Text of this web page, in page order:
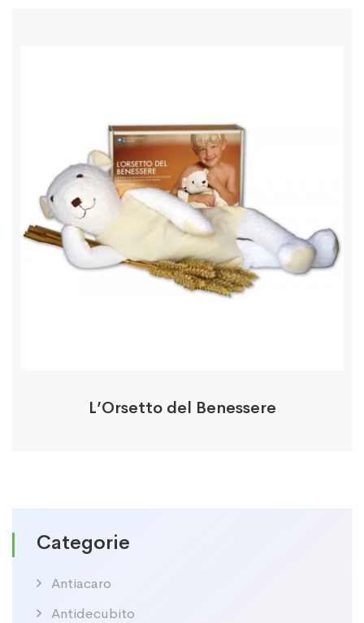
Categorie
Antiacaro
Antidecubito
L’Orsetto del Benessere